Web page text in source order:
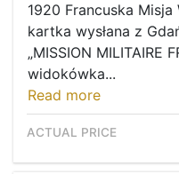
1920 Francuska
kartka wysłana z
„MISSION MILITAIRE
widokówka...
Read more